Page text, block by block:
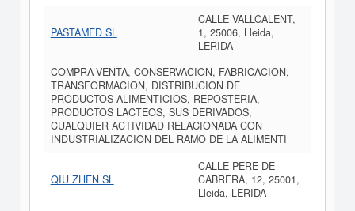
PASTAMED SL
CALLE VALLCALENT,
1, 25006, Lleida,
LERIDA
COMPRA-VENTA, CONSERVACION, FABRICACION,
TRANSFORMACION, DISTRIBUCION DE
PRODUCTOS ALIMENTICIOS, REPOSTERIA,
PRODUCTOS LACTEOS, SUS DERIVADOS,
CUALQUIER ACTIVIDAD RELACIONADA CON
INDUSTRIALIZACION DEL RAMO DE LA ALIMENTI
QIU ZHEN SL
CALLE PERE DE
CABRERA, 12, 25001,
Lleida, LERIDA